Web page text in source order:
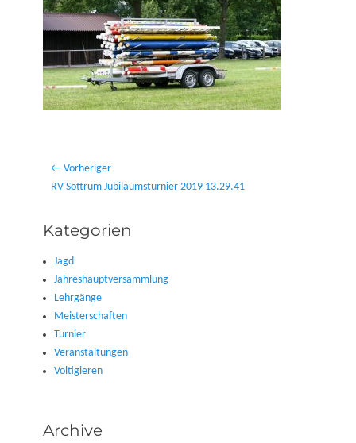
Beitragsnavigation
← Vorheriger
Vorheriger
RV Sottrum Jubiläumsturnier 2019 13.29.41
Kategorien
Jagd
Jahreshauptversammlung
Lehrgänge
Meisterschaften
Turnier
Veranstaltungen
Voltigieren
Archive